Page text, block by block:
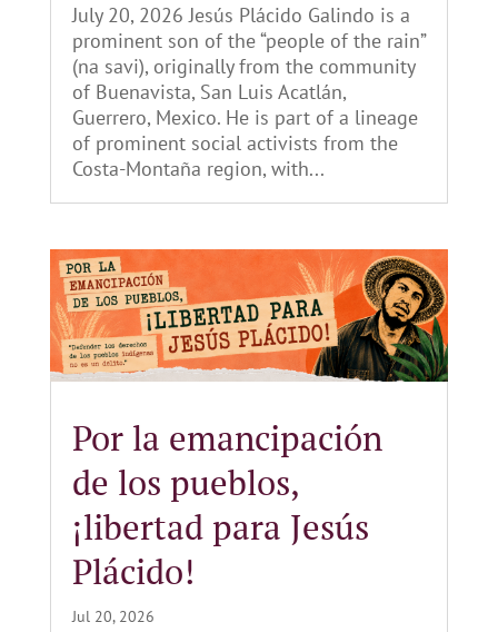
July 20, 2026 Jesús Plácido Galindo is a
prominent son of the “people of the rain”
(na savi), originally from the community
of Buenavista, San Luis Acatlán,
Guerrero, Mexico. He is part of a lineage
of prominent social activists from the
Costa-Montaña region, with...
Por la emancipación
de los pueblos,
¡libertad para Jesús
Plácido!
Jul 20, 2026